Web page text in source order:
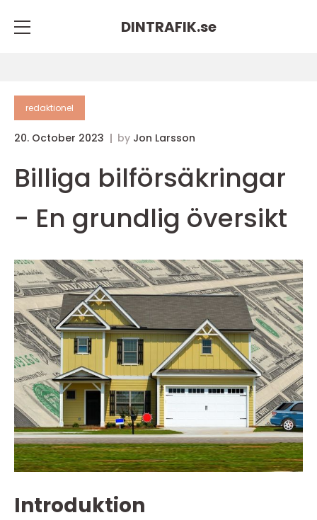
DINTRAFIK.se
redaktionel
20. October 2023 by Jon Larsson
Billiga bilförsäkringar
- En grundlig översikt
Introduktion